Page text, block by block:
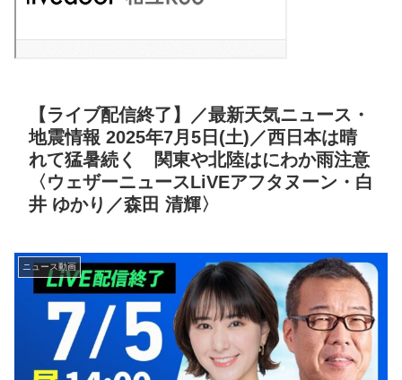
【ライブ配信終了】／最新天気ニュース・
地震情報 2025年7月5日(土)／西日本は晴
れて猛暑続く 関東や北陸はにわか雨注意
〈ウェザーニュースLiVEアフタヌーン・白
井 ゆかり／森田 清輝〉
ニュース動画